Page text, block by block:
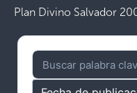
Plan Divino Salvador